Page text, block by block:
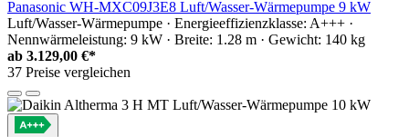
Panasonic WH-MXC09J3E8 Luft/Wasser-Wärmepumpe 9 kW
Luft/Wasser-Wärmepumpe · Energieeffizienzklasse: A+++ ·
Nennwärmeleistung: 9 kW · Breite: 1.28 m · Gewicht: 140 kg
ab 3.129,00 €*
37 Preise vergleichen